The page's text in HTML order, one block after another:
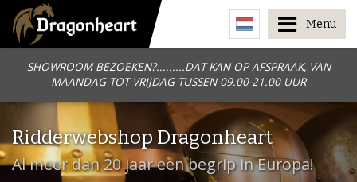
SHOWROOM BEZOEKEN?.........DAT KAN OP AFSPRAAK, VAN
MAANDAG TOT VRIJDAG TUSSEN 09.00-21.00 UUR
Menu
Ridderwebshop Dragonheart
Al meer dan 20 jaar een begrip in Europa!